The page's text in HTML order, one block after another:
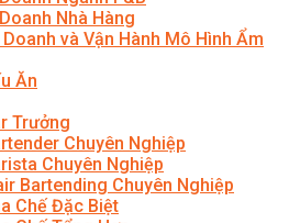
Nhà Hàng
Doanh và Vận Hành Mô Hình Ẩm
Ăn
Trưởng
Chuyên Nghiệp
Chuyên Nghiệp
Bartending Chuyên Nghiệp
Chế Đặc Biệt